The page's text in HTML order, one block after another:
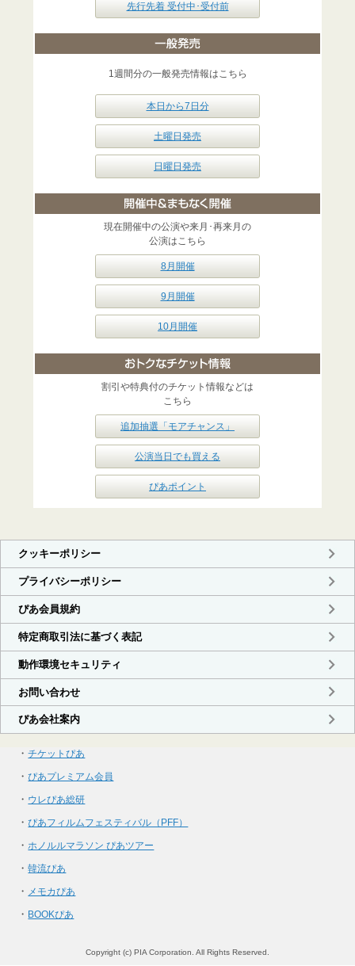
先行先着 受付中･受付前
1週間分の一般発売情報はこちら
本日から7日分
土曜日発売
日曜日発売
現在開催中の公演や来月･再来月の
公演はこちら
8月開催
9月開催
10月開催
割引や特典付のチケット情報などは
こちら
追加抽選「モアチャンス」
公演当日でも買える
ぴあポイント
・チケットぴあ
・ぴあプレミアム会員
・ ウレぴあ総研
・ぴあフィルムフェスティバル（PFF）
・ホノルルマラソン ぴあツアー
・韓流ぴあ
・ メモカぴあ
・ BOOKぴあ
Copyright (c) PIA Corporation. All Rights Reserved.